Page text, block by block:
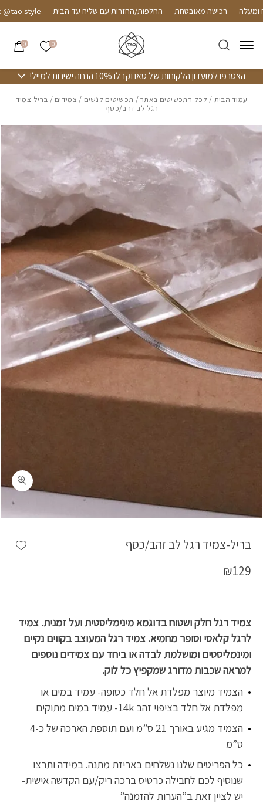
Skip to Contentרכישה מאובטחת החלפות/החזרות עם שליח עד הבית
0 הרשימה
0
הצטרפו למועדון הלקוחות של טאו וקבלו 10% הנחה ישירות למייל!
עמוד הבית / לכל התכשיטים באתר/ תכשיטים לנשים / צמידים / בריל-צמיד
רגל לב זהב/כסף
בריל-צמיד רגל לב זהב/כסף
₪129
צמיד רגל חלק ושטוח בדוגמא מינימליסטית ועל זמנית. צמיד
לרגל קלאסי וסופר מחמיא. צמיד רגל המעוצב בקווים נקיים
ומינמליסטים ומושלמת לבדה או ביחד עם צמידים נוספים
למראה שכבות מדורג שמקפיץ כל לוק.
הצמיד מיוצר מפלדת אל חלד כסופה- עמיד במים או
מפלדת אל חלד בציפוי זהב 14k- עמיד במים מתוקים
הצמיד מגיע באורך 21 ס”מ ועם תוספת הארכה של כ-4
ס”מ
כל הפריטים שלנו נשלחים באריזת מתנה. במידה ותרצו
שנוסיף לכם לחבילה כרטיס ברכה ריק/עם הקדשה אישית-
יש לציין זאת ב”הערות להזמנה”
בחזרה למעלה